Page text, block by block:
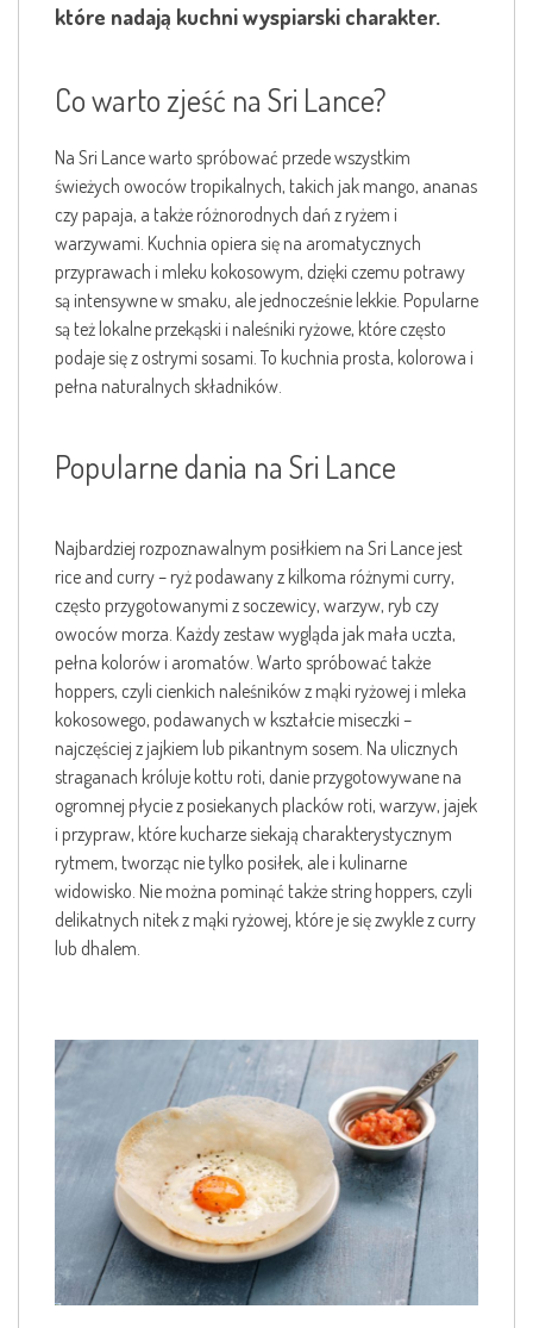
które nadają kuchni wyspiarski charakter.
Co warto zjeść na Sri Lance?
Na Sri Lance warto spróbować przede wszystkim
świeżych owoców tropikalnych, takich jak mango, ananas
czy papaja, a także różnorodnych dań z ryżem i
warzywami. Kuchnia opiera się na aromatycznych
przyprawach i mleku kokosowym, dzięki czemu potrawy
są intensywne w smaku, ale jednocześnie lekkie. Popularne
są też lokalne przekąski i naleśniki ryżowe, które często
podaje się z ostrymi sosami. To kuchnia prosta, kolorowa i
pełna naturalnych składników.
Popularne dania na Sri Lance
Najbardziej rozpoznawalnym posiłkiem na Sri Lance jest
rice and curry – ryż podawany z kilkoma różnymi curry,
często przygotowanymi z soczewicy, warzyw, ryb czy
owoców morza. Każdy zestaw wygląda jak mała uczta,
pełna kolorów i aromatów. Warto spróbować także
hoppers, czyli cienkich naleśników z mąki ryżowej i mleka
kokosowego, podawanych w kształcie miseczki –
najczęściej z jajkiem lub pikantnym sosem. Na ulicznych
straganach króluje kottu roti, danie przygotowywane na
ogromnej płycie z posiekanych placków roti, warzyw, jajek
i przypraw, które kucharze siekają charakterystycznym
rytmem, tworząc nie tylko posiłek, ale i kulinarne
widowisko. Nie można pominąć także string hoppers, czyli
delikatnych nitek z mąki ryżowej, które je się zwykle z curry
lub dhalem.